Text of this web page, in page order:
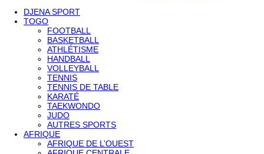
DJENA SPORT
TOGO
FOOTBALL
BASKETBALL
ATHLÉTISME
HANDBALL
VOLLEYBALL
TENNIS
TENNIS DE TABLE
KARATÉ
TAEKWONDO
JUDO
AUTRES SPORTS
AFRIQUE
AFRIQUE DE L’OUEST